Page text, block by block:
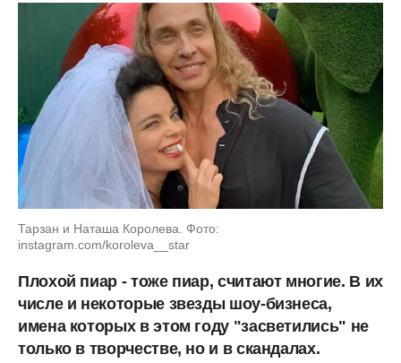
Тарзан и Наташа Королева. Фото:
instagram.com/koroleva__star
Плохой пиар - тоже пиар, считают многие. В их
числе и некоторые звезды шоу-бизнеса,
имена которых в этом году "засветились" не
только в творчестве, но и в скандалах.